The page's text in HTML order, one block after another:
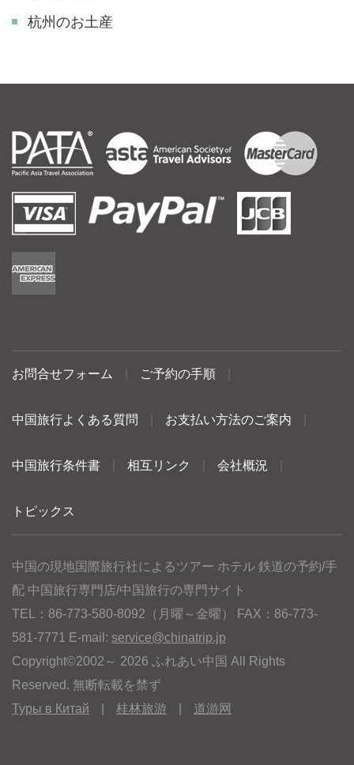
杭州のお土産
お問合せフォーム ご予約の手順
中国旅行よくある質問 お支払い方法のご案内
中国旅行条件書 相互リンク 会社概況
トピックス
中国の現地国際旅行社によるツアー ホテル 鉄道の予約/手
配 中国旅行専門店/中国旅行の専門サイト
TEL：86-773-580-8092（月曜～金曜） FAX：86-773-
581-7771 E-mail: service@chinatrip.jp
Copyright©2002～ 2026 ふれあい中国 All Rights
Reserved. 無断転載を禁ず
Туры в Китай
桂林旅游 道游网